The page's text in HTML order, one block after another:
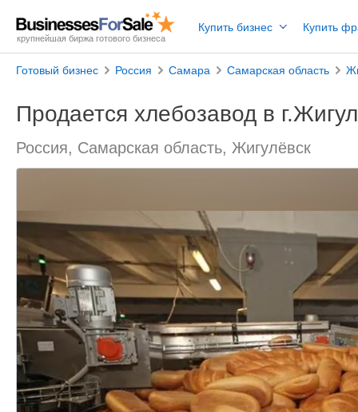
крупнейшая биржа готового бизнеса
Купить бизнес Купить
Готовый бизнес Россия Самара Самарская область
Продается хлебозавод в
Россия, Самарская область, Жигулёвск